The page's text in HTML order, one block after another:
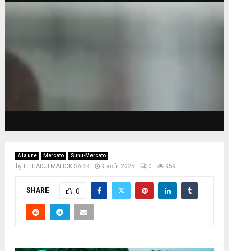
A la une Mercato Sunu-Mercato
by EL HADJI MALICK SARR 9 août 2025 0 959
SHARE 0